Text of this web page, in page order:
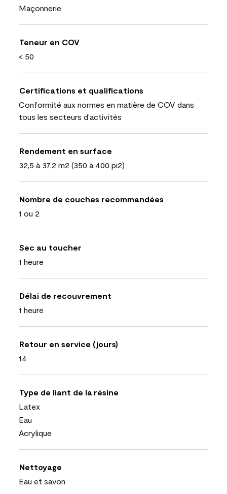
Maçonnerie
Teneur en COV
< 50
Certifications et qualifications
Conformité aux normes en matière de COV dans
tous les secteurs d’activités
Rendement en surface
32,5 à 37,2 m2 (350 à 400 pi2)
Nombre de couches recommandées
1 ou 2
Sec au toucher
1 heure
Délai de recouvrement
1 heure
Retour en service (jours)
14
Type de liant de la résine
Latex
Eau
Acrylique
Nettoyage
Eau et savon